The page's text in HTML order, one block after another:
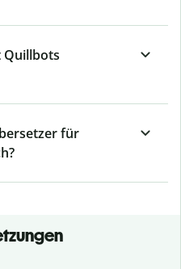
Quillbots
für